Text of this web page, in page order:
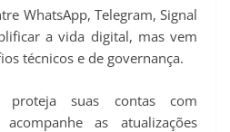
WhatsApp, Telegram, Signal
a vida digital, mas vem
técnicos e de governança.
proteja suas contas com
as atualizações